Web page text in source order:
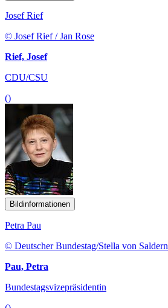
Josef Rief
© Josef Rief / Jan Rose
Rief, Josef
CDU/CSU
()
Bildinformationen
Petra Pau
© Deutscher Bundestag/Stella von Saldern
Pau, Petra
Bundestagsvizepräsidentin